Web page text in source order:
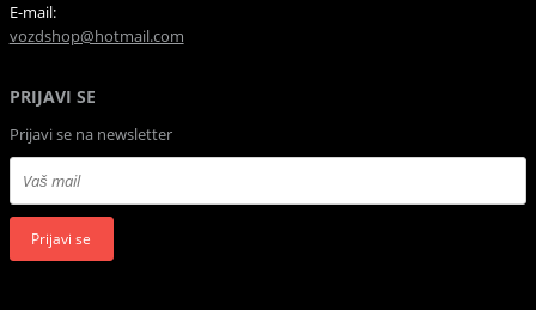
E-mail:
vozdshop@hotmail.com
PRIJAVI SE
Prijavi se na newsletter
Prijavi se